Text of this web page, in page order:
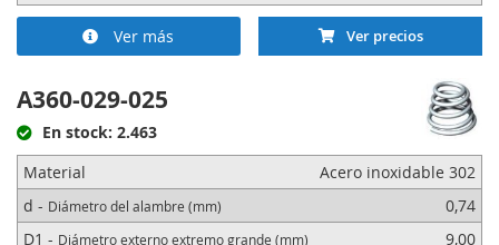
Ver más Ver precios
A360-029-025
En stock: 2.463
Material
Acero inoxidable 302
d - Diámetro del alambre (mm)
0,74
D1 - Diámetro externo extremo grande (mm)
9,00